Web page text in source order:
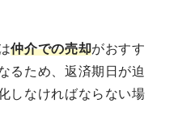
仲介での売却がおすす
るため、返済期日が迫
しなければならない場